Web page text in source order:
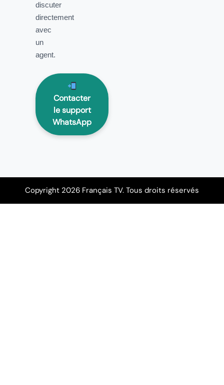
discuter
directement
avec
un
agent.
Contacter
le support
WhatsApp
Copyright 2026 Français TV. Tous droits réservés